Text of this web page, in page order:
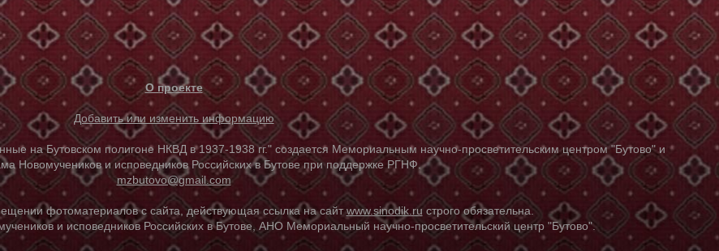
О проекте
Добавить или изменить информацию
Бутовском полигоне НКВД в 1937-1938 гг." создается Мемориальным научно-просветительским центром "Бутово" и
Новомучеников и исповедников Российских в Бутове при поддержке РГНФ.
mzbutovo@gmail.com
фотоматериалов с сайта, действующая ссылка на сайтwww.sinodik.ru строго обязательна.
и исповедников Российских в Бутове, АНО Мемориальный научно-просветительский центр "Бутово".